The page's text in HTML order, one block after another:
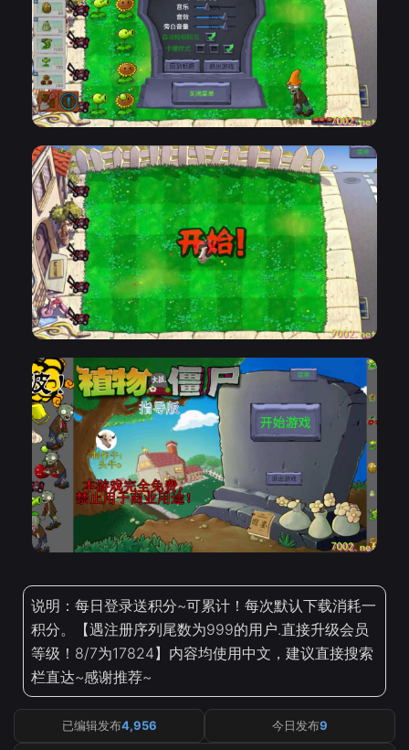
说明：每日登录送积分~可累计！每次默认下载消耗一
积分。【遇注册序列尾数为999的用户.直接升级会员
等级！8/7为17824】内容均使用中文，建议直接搜索
栏直达~感谢推荐~
已编辑发布4,956 今日发布9